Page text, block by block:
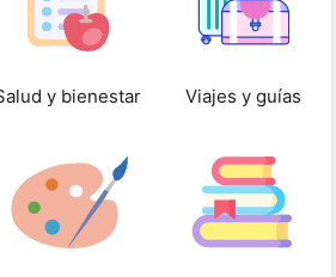
y bienestar Viajes y guías